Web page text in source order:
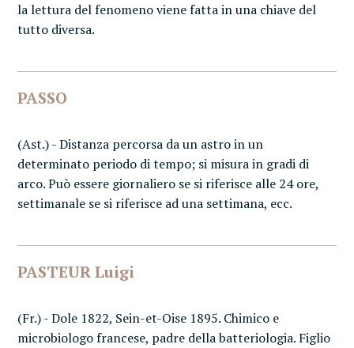
la lettura del fenomeno viene fatta in una chiave del
tutto diversa.
PASSO
(Ast.) - Distanza percorsa da un astro in un
determinato periodo di tempo; si misura in gradi di
arco. Può essere giornaliero se si riferisce alle 24 ore,
settimanale se si riferisce ad una settimana, ecc.
PASTEUR Luigi
(Fr.) - Dole 1822, Sein-et-Oise 1895. Chimico e
microbiologo francese, padre della batteriologia. Figlio